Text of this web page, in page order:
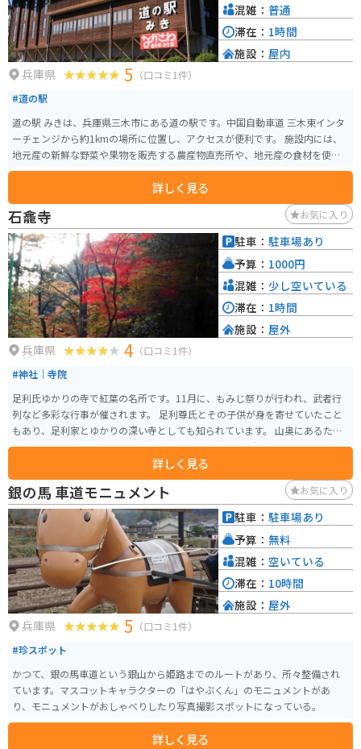
郷公園では、国の特別天然記念物であるコウノトリの保護・増殖、野生復帰
の取組について学ぶことができます。また、城崎温泉は、7つの外湯めぐりが
楽しめる有名な温泉街です。柳並木が美しい街並みを浴衣姿で散策すること
ができます。 道の駅 よかわ周辺で人気のお土産は、但馬牛を使った加工品
や、地元産の日本酒、そしてコウノトリグッズです。但馬牛の肉を使った佃
はコウノトリの野生復帰に取り組んでいる地域であることから、コウノトリ
をモチーフにしたグッズやお土産も人気です。 バイクで道の駅 よかわを訪れ
る際は、山陰海岸ジオパークの美しい景色を楽しみながらツーリングするこ
とができます。但馬地方は自然豊かな地域なので、都会の喧騒を離れて、自然
の中でゆったりとした時間を過ごすことができます。
兵庫県 5 （口コミ1件）
#道の駅
道の駅 みきは、兵庫県三木市にある道の駅です。中国自動車道 三木東インタ
ーチェンジから約1kmの場所に位置し、アクセスが便利です。 施設内には、
地元産の新鮮な野菜や果物を販売する農産物直売所や、地元産の食材を使っ
た料理を提供するレストランがあります。また、三木の伝統工芸品である
「みきかじや村」の包丁や、播州そろばんなども販売されています。バイク
に乗っている方は、駐車場も広く、休憩場所としてもおすすめです。 周辺に
は、金剛山や三木城跡などの観光スポットがあります。金剛山は、ハイキン
グコースが整備されており、山頂からは明石海峡や淡路島を一望できます。
三木城跡は、戦国時代に栄えた城の跡地で、現在は公園として整備されてい
ます。
詳しく見る
混雑： 普通
滞在： 1時間
施設： 屋内
石龕寺 お気に入り
兵庫県 4 （口コミ1件）
#神社｜寺院
足利氏ゆかりの寺で紅葉の名所です。11月に、もみじ祭りが行われ、武者行
列など多彩な行事が催されます。 足利尊氏とその子供が身を寄せていたこと
もあり、足利家とゆかりの深い寺としても知られています。 山奥にあるため
道の狭いところがあります。秋には美しい紅葉が見られ観光客で賑わいます。
詳しく見る
駐車： 駐車場あり
予算： 1000円
混雑： 少し空いている
滞在： 1時間
施設： 屋外
銀の馬 車道モニュメント お気に入り
兵庫県 5 （口コミ1件）
#珍スポット
かつて、銀の馬車道という銀山から姫路までのルートがあり、所々整備され
ています。マスコットキャラクターの「はやぶくん」のモニュメントがあ
り、モニュメントがおしゃべりしたり写真撮影スポットになっている。
詳しく見る
駐車： 駐車場あり
予算： 無料
混雑： 空いている
滞在： 10時間
施設： 屋外